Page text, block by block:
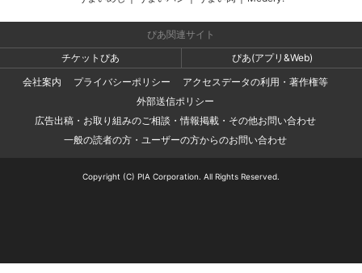
ぴあ関連サイト
チケットぴあ
ぴあ(アプリ&Web)
会社案内
プライバシーポリシー
アクセスデータの利用・著作権等
外部送信ポリシー
広告出稿・お取り組みのご相談・情報掲載・その他お問い合わせ
一般の読者の方・ユーザーの方からのお問い合わせ
Copyright (C) PIA Corporation. All Rights Reserved.